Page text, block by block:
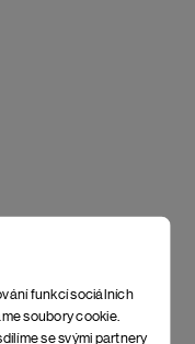
funkcí sociálních
soubory cookie.
se svými partnery